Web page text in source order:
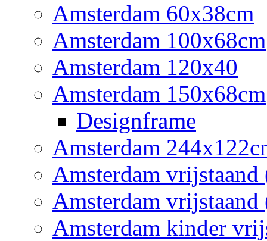
Amsterdam 60x38cm
Amsterdam 100x68cm
Amsterdam 120x40
Amsterdam 150x68cm
Designframe
Amsterdam
Amsterdam vrijstaand
Amsterdam vrijstaand
Amsterdam kinder